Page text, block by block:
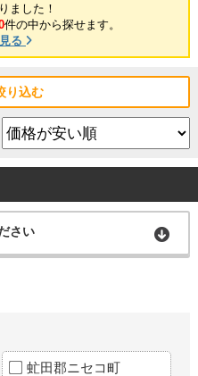
ました！
件の中から探せます。
る
り込む
さい
虻田郡ニセコ町